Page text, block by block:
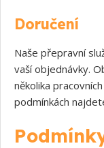
Doručení
Naše přepravní
vaší objednávky.
několika
podmínkách